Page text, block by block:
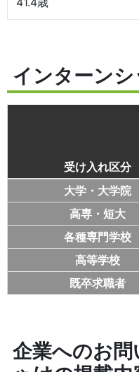
インターンシ
受け入れ区分
大学・大学院
高専・短大
各種専門学校
高等学校
既卒求職者
企業へのお